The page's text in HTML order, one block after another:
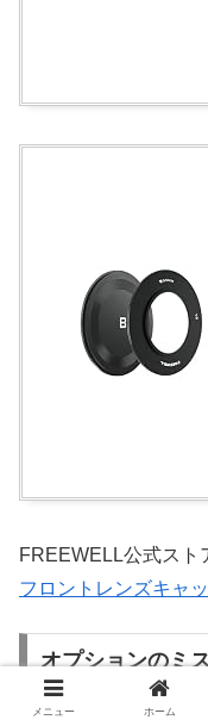
FREEWELL公式スト
フロントレンズキャ
オプションのミ
メニュー ホーム